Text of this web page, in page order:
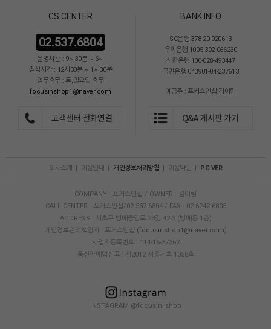
CS CENTER
02.537.6804
운영시간 : 9시30분 ~ 6시
점심시간 : 12시30분 ~ 1시30분
업무휴무 : 토,일요일 휴무
focusinshop1@naver.com
BANK INFO
SC은행 378-20-020613
우리은행 1005-302-066230
신한은행 100-028-493447
국민은행 043901-04-237613
예금주 : 포커스인샵 김이림
회사소개 이용안내 개인정보처리방침 이용약관 PC VER
COMPANY : 포커스인샵 / OWNER : 김이림
CALL CENTER : 포커스인샵/02-537-6804 / FAX : 02-6242-6805
ADDRESS : 서초구 방배중앙로 23길 42-3 (방배동 1층)
개인정보관리책임자 : 포커스인샵 (focusinshop1@naver.com)
사업자등록번호 : 114-15-37362
통신판매업신고 : 제2012 서울서초 1058호
INSTAGRAM @focusin_shop